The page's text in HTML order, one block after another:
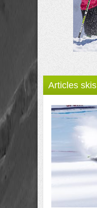
Articles skis